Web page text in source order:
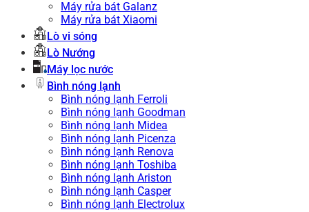
Máy rửa bát Galanz
Máy rửa bát Xiaomi
Lò vi sóng
Lò Nướng
Máy lọc nước
Bình nóng lạnh
Bình nóng lạnh Ferroli
Bình nóng lạnh Goodman
Bình nóng lạnh Midea
Bình nóng lạnh Picenza
Bình nóng lạnh Renova
Bình nóng lạnh Toshiba
Bình nóng lạnh Ariston
Bình nóng lạnh Casper
Bình nóng lạnh Electrolux